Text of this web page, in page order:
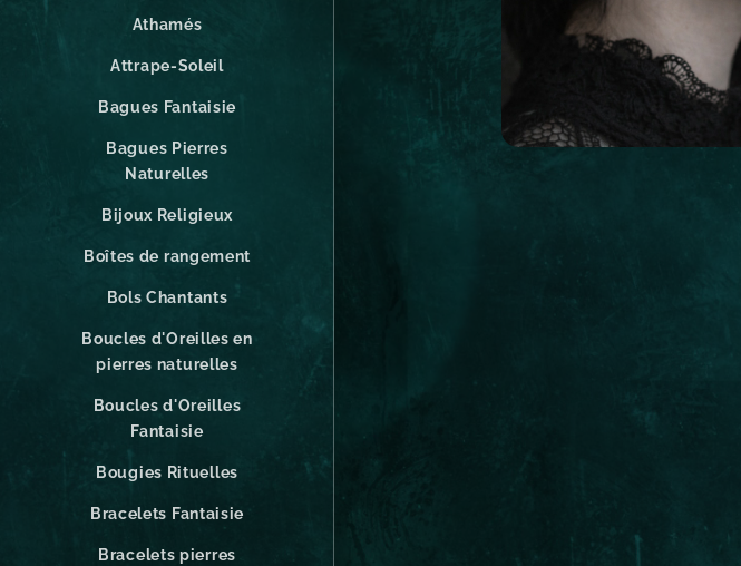
Athamés
Attrape-Soleil
Bagues Fantaisie
Bagues Pierres
Naturelles
Bijoux Religieux
Boîtes de rangement
Bols Chantants
Boucles d'Oreilles en
pierres naturelles
Boucles d'Oreilles
Fantaisie
Bougies Rituelles
Bracelets Fantaisie
Bracelets pierres